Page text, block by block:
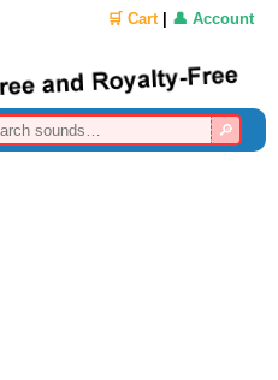
🛒 Cart| 👤 Account